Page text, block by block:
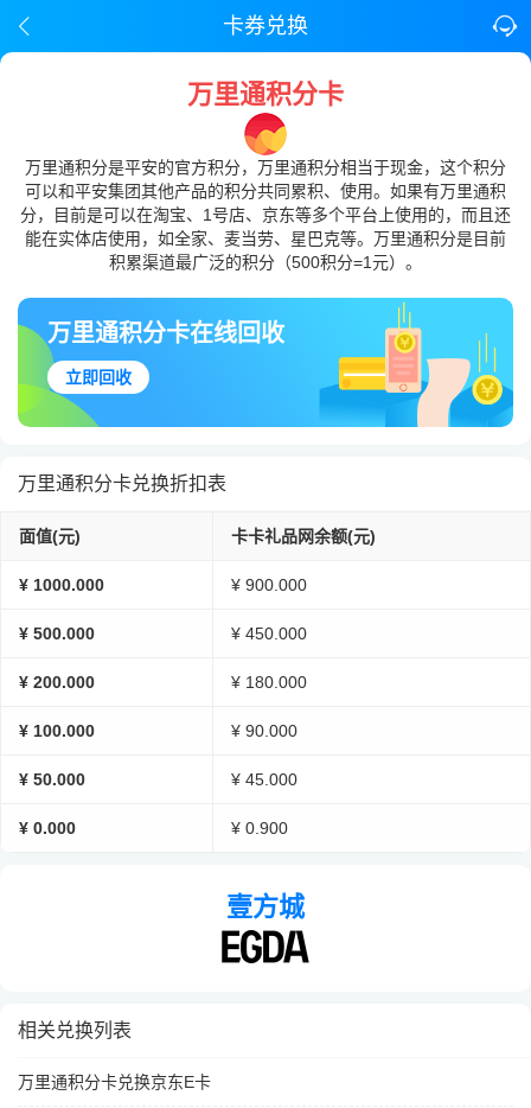
卡券兑换
万里通积分卡
万里通积分是平安的官方积分，万里通积分相当于现金，这个积分
可以和平安集团其他产品的积分共同累积、使用。如果有万里通积
分，目前是可以在淘宝、1号店、京东等多个平台上使用的，而且还
能在实体店使用，如全家、麦当劳、星巴克等。万里通积分是目前
积累渠道最广泛的积分（500积分=1元）。
万里通积分卡在线回收
立即回收
万里通积分卡兑换折扣表
面值(元) 卡卡礼品网余额(元)
¥ 1000.000 ¥ 900.000
¥ 500.000 ¥ 450.000
¥ 200.000 ¥ 180.000
¥ 100.000 ¥ 90.000
¥ 50.000 ¥ 45.000
¥ 0.000 ¥ 0.900
壹方城
相关兑换列表
万里通积分卡兑换京东E卡